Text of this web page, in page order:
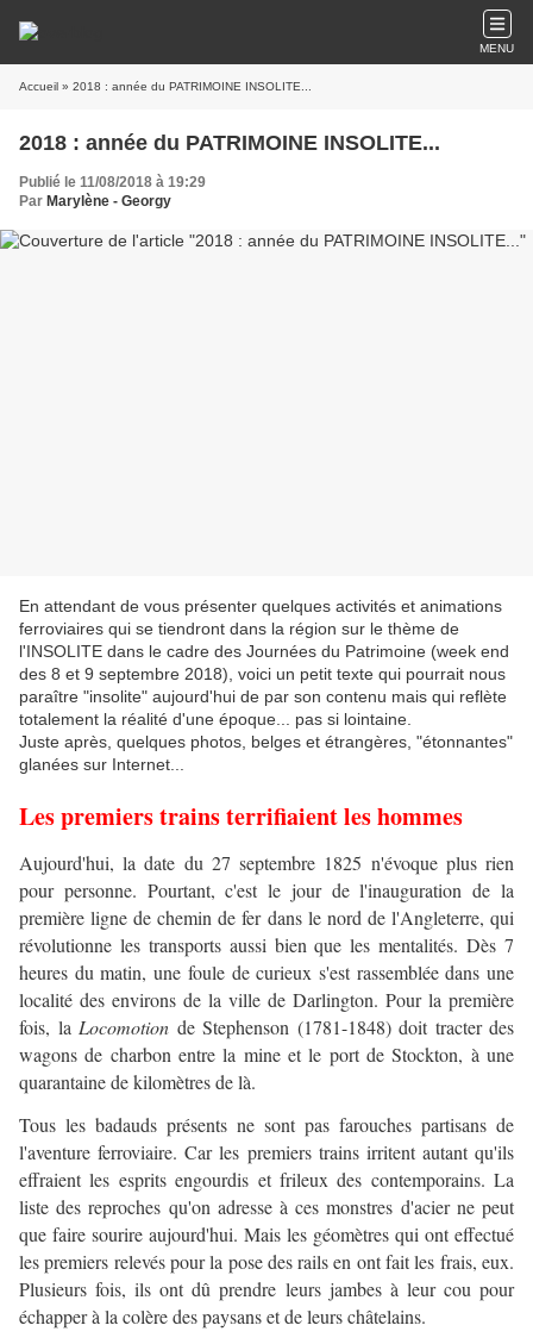
MENU
Accueil » 2018 : année du PATRIMOINE INSOLITE...
2018 : année du PATRIMOINE INSOLITE...
Publié le 11/08/2018 à 19:29
Par Marylène - Georgy
En attendant de vous présenter quelques activités et animations
ferroviaires qui se tiendront dans la région sur le thème de
l'INSOLITE dans le cadre des Journées du Patrimoine (week end
des 8 et 9 septembre 2018), voici un petit texte qui pourrait nous
paraître "insolite" aujourd'hui de par son contenu mais qui reflète
totalement la réalité d'une époque... pas si lointaine.
Juste après, quelques photos, belges et étrangères, "étonnantes"
glanées sur Internet...
Les premiers trains terrifiaient les hommes
Aujourd'hui, la date du 27 septembre 1825 n'évoque plus rien
pour personne. Pourtant, c'est le jour de l'inauguration de la
première ligne de chemin de fer dans le nord de l'Angleterre, qui
révolutionne les transports aussi bien que les mentalités. Dès 7
heures du matin, une foule de curieux s'est rassemblée dans une
localité des environs de la ville de Darlington. Pour la première
fois, la Locomotion de Stephenson (1781-1848) doit tracter des
wagons de charbon entre la mine et le port de Stockton, à une
quarantaine de kilomètres de là.
Tous les badauds présents ne sont pas farouches partisans de
l'aventure ferroviaire. Car les premiers trains irritent autant qu'ils
effraient les esprits engourdis et frileux des contemporains. La
liste des reproches qu'on adresse à ces monstres d'acier ne peut
que faire sourire aujourd'hui. Mais les géomètres qui ont effectué
les premiers relevés pour la pose des rails en ont fait les frais, eux.
Plusieurs fois, ils ont dû prendre leurs jambes à leur cou pour
échapper à la colère des paysans et de leurs châtelains.